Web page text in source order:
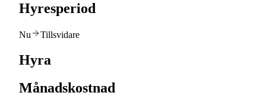
Hyresperiod
Nu Tillsvidare
Hyra
Månadskostnad